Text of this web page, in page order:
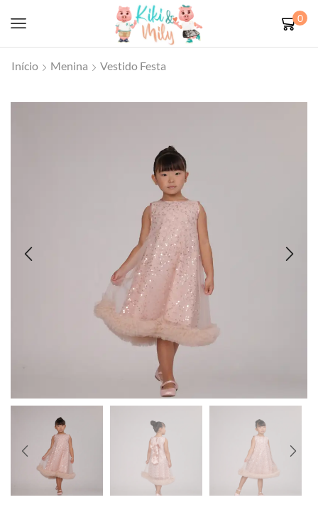
0
Início Menina Vestido Festa